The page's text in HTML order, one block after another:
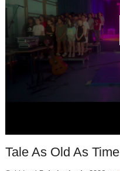
Tale As Old As Time